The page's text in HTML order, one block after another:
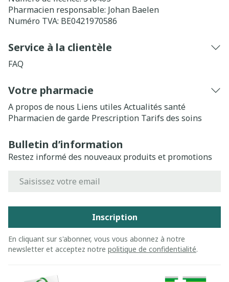
Pharmacien responsable: Johan Baelen
Numéro TVA: BE0421970586
Service à la clientèle
FAQ
Votre pharmacie
A propos de nous Liens utiles Actualités santé
Pharmacien de garde Prescription Tarifs des soins
Bulletin d’information
Restez informé des nouveaux produits et promotions
Inscription
En cliquant sur s'abonner, vous vous abonnez à notre
newsletter et acceptez notre politique de confidentialité.